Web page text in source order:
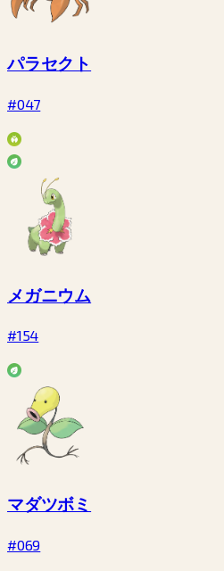
パラセクト
#047
メガニウム
#154
マダツボミ
#069